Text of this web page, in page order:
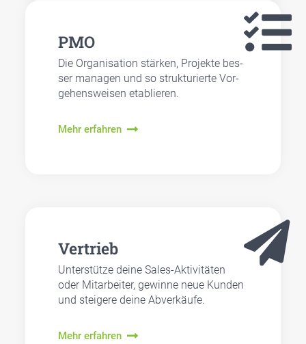
PMO
Die Orga­ni­sa­ti­on stär­ken, Pro­jek­te bes­
ser mana­gen und so struk­tu­rier­te Vor­
ge­hens­wei­sen eta­blie­ren.
Mehr erfahren
Ver­trieb
Unter­stüt­ze dei­ne Sales-Akti­vi­tä­ten
oder Mit­ar­bei­ter, gewin­ne neue Kun­den
und stei­ge­re dei­ne Abver­käu­fe.
Mehr erfahren